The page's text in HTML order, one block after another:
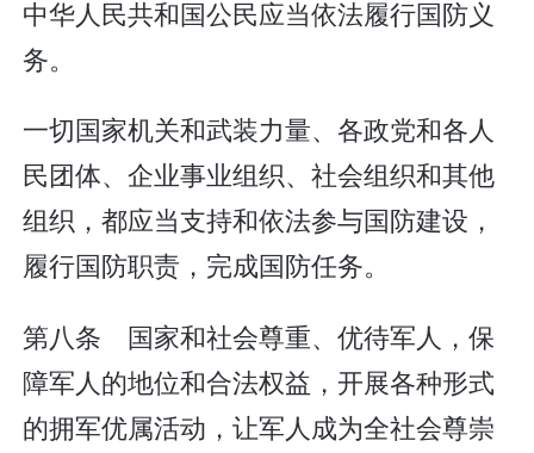
中华人民共和国公民应当依法履行国防义
务。
一切国家机关和武装力量、各政党和各人
民团体、企业事业组织、社会组织和其他
组织，都应当支持和依法参与国防建设，
履行国防职责，完成国防任务。
第八条 国家和社会尊重、优待军人，保
障军人的地位和合法权益，开展各种形式
的拥军优属活动，让军人成为全社会尊崇